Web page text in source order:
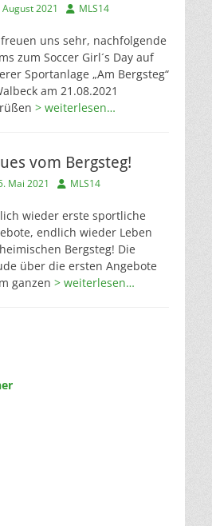
August 2021 AutorMLS14
uns sehr, nachfolgende
zum Soccer Girl´s Day auf
Sportanlage „Am Bergsteg“
am 21.08.2021
> weiterlesen…
vom Bergsteg!
Mai 2021 AutorMLS14
wieder erste sportliche
endlich wieder Leben
Bergsteg! Die
über die ersten Angebote
ganzen > weiterlesen…